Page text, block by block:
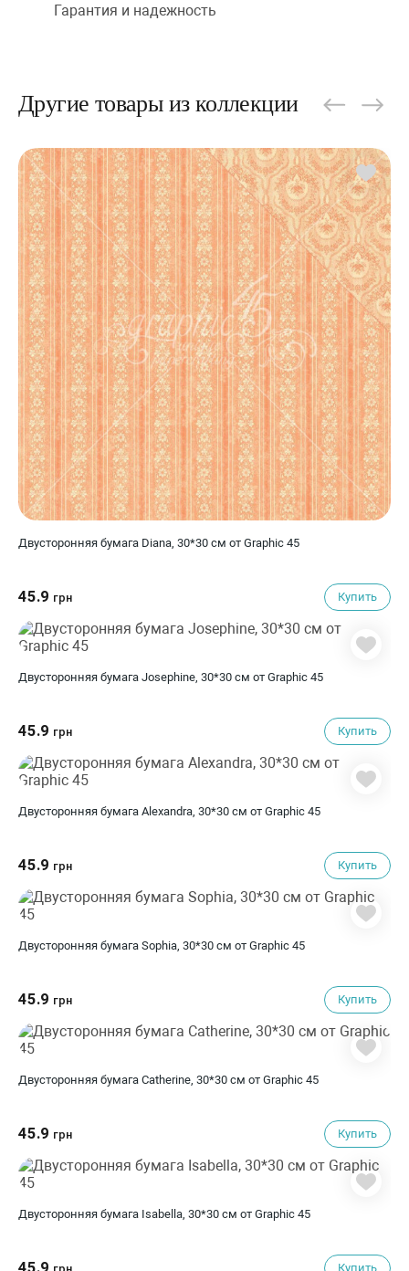
Гарантия и надежность
Другие товары из коллекции
Двусторонняя бумага Diana, 30*30 см от Graphic 45
45.9 грн Купить
Двусторонняя бумага Josephine, 30*30 см от Graphic 45
45.9 грн Купить
Двусторонняя бумага Alexandra, 30*30 см от Graphic 45
45.9 грн Купить
Двусторонняя бумага Sophia, 30*30 см от Graphic 45
45.9 грн Купить
Двусторонняя бумага Catherine, 30*30 см от Graphic 45
45.9 грн Купить
Двусторонняя бумага Isabella, 30*30 см от Graphic 45
45.9 грн Купить